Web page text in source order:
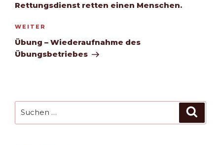
Rettungsdienst retten einen Menschen.
Nächster
Beitrag
WEITER
Übung – Wiederaufnahme des
Übungsbetriebes
nach: